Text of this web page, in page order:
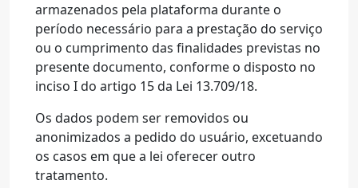
armazenados pela plataforma durante o
período necessário para a prestação do serviço
ou o cumprimento das finalidades previstas no
presente documento, conforme o disposto no
inciso I do artigo 15 da Lei 13.709/18.
Os dados podem ser removidos ou
anonimizados a pedido do usuário, excetuando
os casos em que a lei oferecer outro
tratamento.